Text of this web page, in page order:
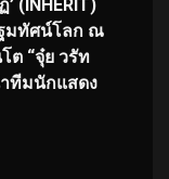
(INHERIT)
มทัศน์โลก ณ
ต “จุ๋ย วรัท
ทีมนักแสดง